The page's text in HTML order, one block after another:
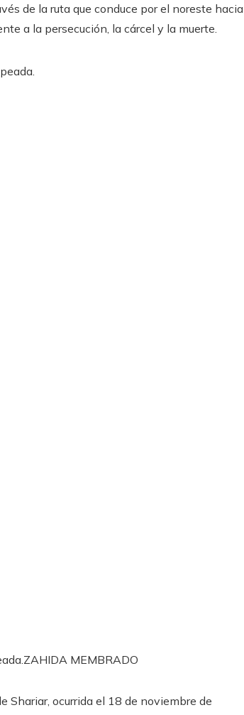
de la ruta que conduce por el noreste hacia
a la persecución, la cárcel y la muerte.
ZAHIDA MEMBRADO
Shariar, ocurrida el 18 de noviembre de